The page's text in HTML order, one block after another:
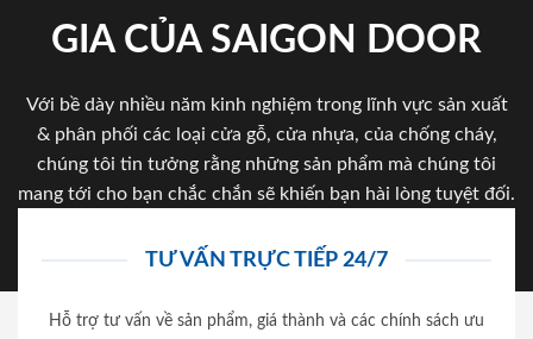
GIA CỦA SAIGON DOOR
Với bề dày nhiều năm kinh nghiệm trong lĩnh vực sản xuất
& phân phối các loại cửa gỗ, cửa nhựa, của chống cháy,
chúng tôi tin tưởng rằng những sản phẩm mà chúng tôi
mang tới cho bạn chắc chắn sẽ khiến bạn hài lòng tuyệt đối.
TƯ VẤN TRỰC TIẾP 24/7
Hỗ trợ tư vấn về sản phẩm, giá thành và các chính sách ưu